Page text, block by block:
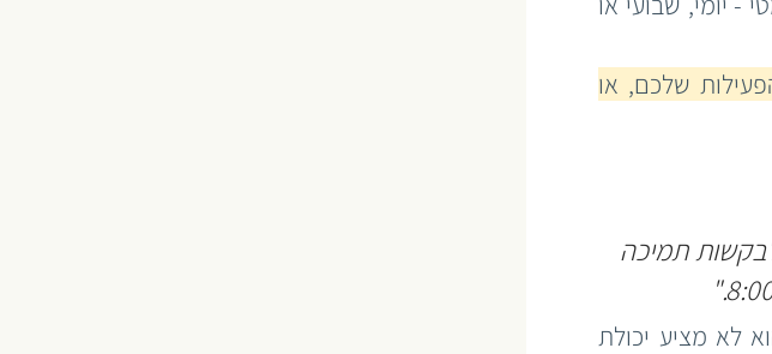
בעוד ש-Gemini מצוין במחקר חד-פעמי, הוא לא מציע יכולת